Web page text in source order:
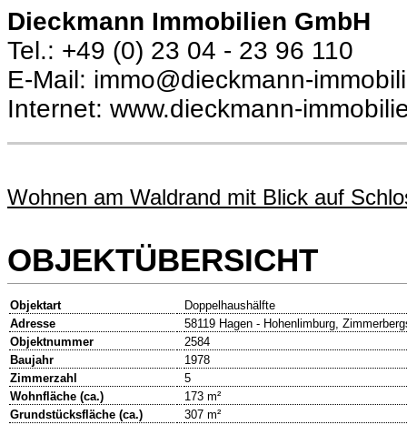
Dieckmann Immobilien GmbH
Tel.: +49 (0) 23 04 - 23 96 110
E-Mail: immo@dieckmann-
Internet: www.dieckmann-
Wohnen am Waldrand mit Blick auf
OBJEKTÜBERSICHT
Objektart
Doppelhaushälfte
Adresse
58119 Hagen - Hohenlimburg,
Objektnummer
2584
Baujahr
1978
Zimmerzahl
5
Wohnfläche (ca.)
173 m²
Grundstücksfläche (ca.)
307 m²